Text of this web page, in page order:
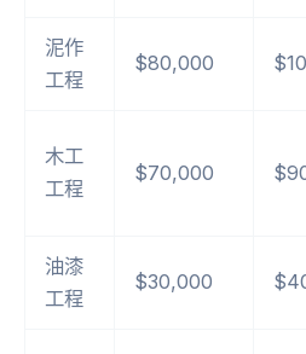
泥作
工程
$80,000
木工
工程
$70,000
油漆
工程
$30,000